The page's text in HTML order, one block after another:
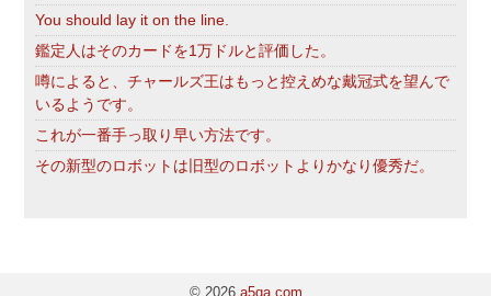
You should lay it on the line.
鑑定人はそのカードを1万ドルと評価した。
噂によると、チャールズ王はもっと控えめな戴冠式を望んで
いるようです。
これが一番手っ取り早い方法です。
その新型のロボットは旧型のロボットよりかなり優秀だ。
© 2026 a5qa.com